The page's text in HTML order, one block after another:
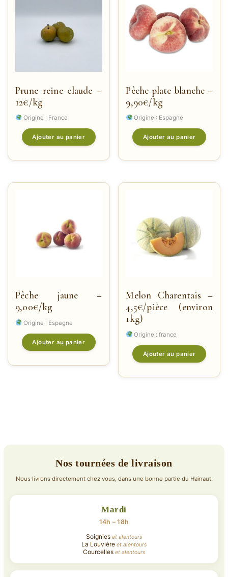
Prune reine claude –
12€/kg
Origine : France
Ajouter au panier
Pêche plate blanche –
9,90€/kg
Origine : Espagne
Ajouter au panier
Pêche jaune –
9,00€/kg
Origine : Espagne
Ajouter au panier
Melon Charentais –
4,5€/pièce (environ
1kg)
Origine : france
Ajouter au panier
Nos tournées de livraison
Nous livrons directement chez vous, dans une bonne partie du Hainaut.
Mardi
14h – 18h
Soignies et alentours
La Louvière et alentours
Courcelles et alentours